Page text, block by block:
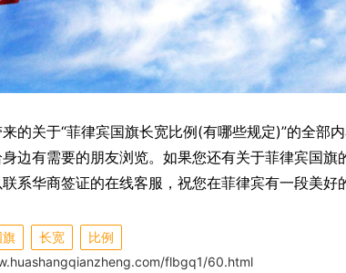
的关于“菲律宾国旗长宽比例(有哪些规定)”的全部
边有需要的朋友浏览。如果您还有关于菲律宾国旗
系华商签证的在线客服，祝您在菲律宾有一段美好
旗 长宽
比例
flbgq1/60.html